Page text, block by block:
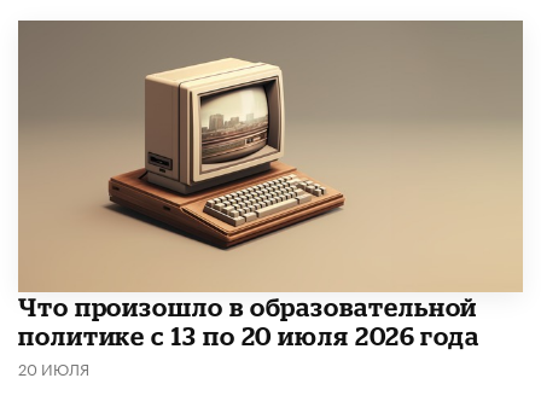
Что произошло в образовательной
политике с 13 по 20 июля 2026 года
20 ИЮЛЯ